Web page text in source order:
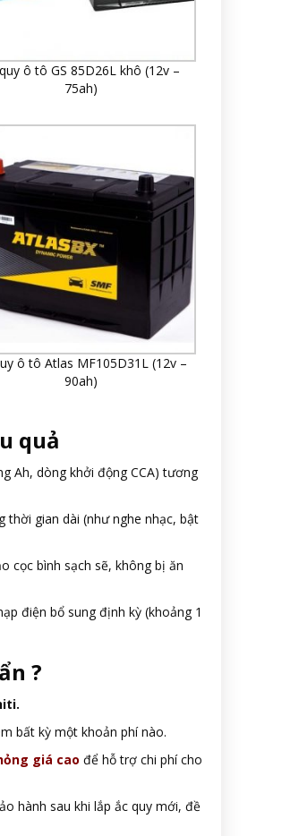
ô tô GS 85D26L khô (12v –
75ah)
ô tô Atlas MF105D31L (12v –
90ah)
quả
Ah, dòng khởi động CCA) tương
thời gian dài (như nghe nhạc, bật
cọc bình sạch sẽ, không bị ăn
điện bổ sung định kỳ (khoảng 1
?
bất kỳ một khoản phí nào.
giá cao để hỗ trợ chi phí cho
hành sau khi lắp ắc quy mới, đề